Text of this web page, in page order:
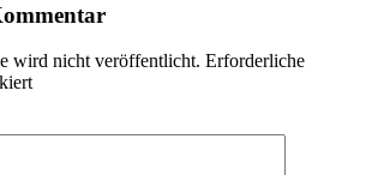
wird nicht veröffentlicht. Erforderliche